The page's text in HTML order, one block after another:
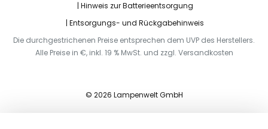
Hinweis zur Batterieentsorgung
Entsorgungs- und Rückgabehinweis
Die durchgestrichenen Preise entsprechen dem UVP des Herstellers.
Alle Preise in €, inkl. 19 % MwSt. und zzgl. Versandkosten
© 2026 Lampenwelt GmbH